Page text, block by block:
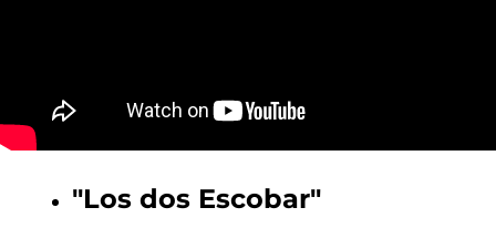
"Los dos Escobar"